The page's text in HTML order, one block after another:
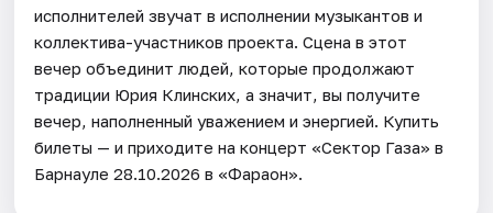
исполнителей звучат в исполнении музыкантов и
коллектива-участников проекта. Сцена в этот
вечер объединит людей, которые продолжают
традиции Юрия Клинских, а значит, вы получите
вечер, наполненный уважением и энергией. Купить
билеты — и приходите на концерт «Сектор Газа» в
Барнауле 28.10.2026 в «Фараон».